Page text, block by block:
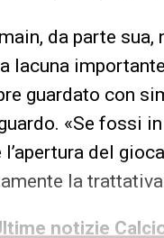
da parte
lacuna
guardato con
«Se fossi
del
la
Ultime notizie